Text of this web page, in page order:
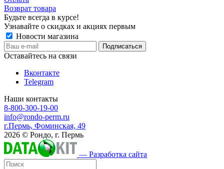
Возврат товара
Будьте всегда в курсе!
Узнавайте о скидках и акциях первым
Новости магазина
Оставайтесь на связи
Вконтакте
Telegram
Наши контакты
8-800-300-19-00
info@rondo-perm.ru
г.Пермь, Фоминская, 49
2026 © Рондо, г. Пермь
— Разработка сайта